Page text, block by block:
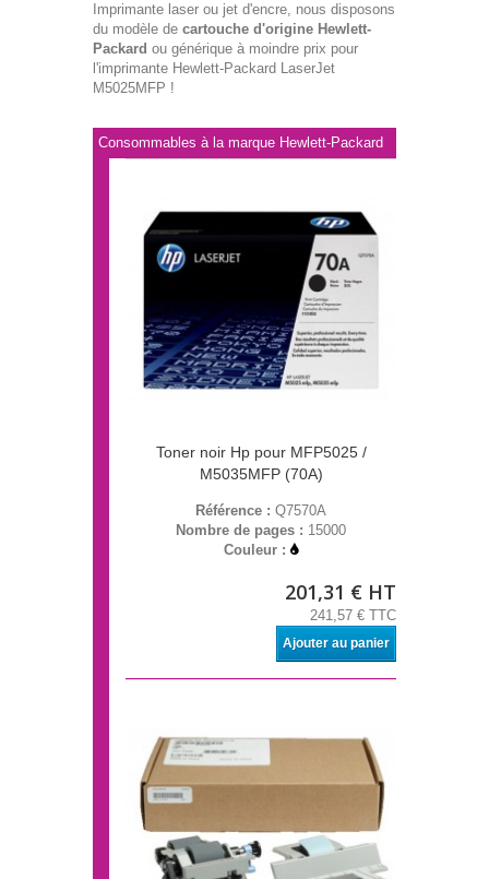
Imprimante laser ou jet d'encre, nous disposons
du modèle de cartouche d'origine Hewlett-
Packard ou générique à moindre prix pour
l'imprimante Hewlett-Packard LaserJet
M5025MFP !
Consommables à la marque Hewlett-Packard
Toner noir Hp pour MFP5025 /
M5035MFP (70A)
Référence : Q7570A
Nombre de pages : 15000
Couleur :
201,31 € HT
241,57 € TTC
Ajouter au panier